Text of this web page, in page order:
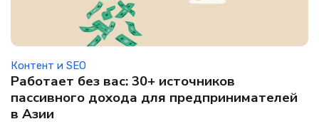
Контент и SEO
Работает без вас: 30+ источников
пассивного дохода для предпринимателей
в Азии